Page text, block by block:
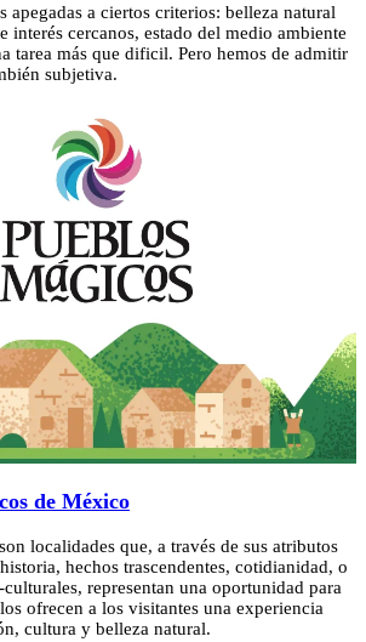
apegadas a ciertos criterios: belleza natural
interés cercanos, estado del medio ambiente
tarea más que dificil. Pero hemos de admitir
subjetiva.
de México
localidades que, a través de sus atributos
hechos trascendentes, cotidianidad, o
representan una oportunidad para
ofrecen a los visitantes una experiencia
cultura y belleza natural.